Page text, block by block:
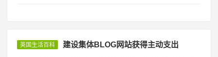
英国生活百科 建设集体BLOG网站获得主动支出